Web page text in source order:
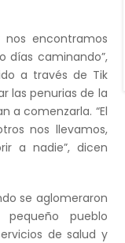
nos encontramos
días caminando”,
a través de Tik
las penurias de la
a comenzarla. “El
nos llevamos,
a nadie”, dicen
se aglomeraron
pueblo
de salud y